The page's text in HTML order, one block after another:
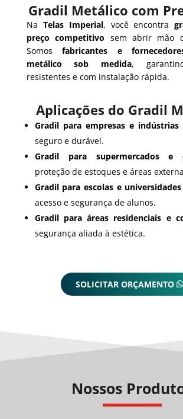
Gradil Metálico com
Na Telas Imperial, você encontra
preço competitivo sem abrir mão
Somosfabricantes e
metálico sob medida,
resistentes e com instalação rápida.
Aplicações do Gradil
Gradil para empresas e indústrias
seguro e durável.
Gradil para supermercados e
proteção de estoques e áreas
Gradil para escolas e universidades
acesso e segurança de alunos.
Gradil para áreas residenciais e
segurança aliada à estética.
SOLICITAR ORÇAMENTO
Nossos